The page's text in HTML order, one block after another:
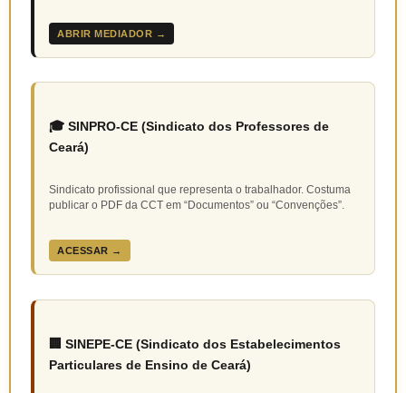
ABRIR MEDIADOR →
🎓 SINPRO-CE (Sindicato dos Professores de
Ceará)
Sindicato profissional que representa o trabalhador. Costuma
publicar o PDF da CCT em “Documentos” ou “Convenções”.
ACESSAR →
🏢 SINEPE-CE (Sindicato dos Estabelecimentos
Particulares de Ensino de Ceará)